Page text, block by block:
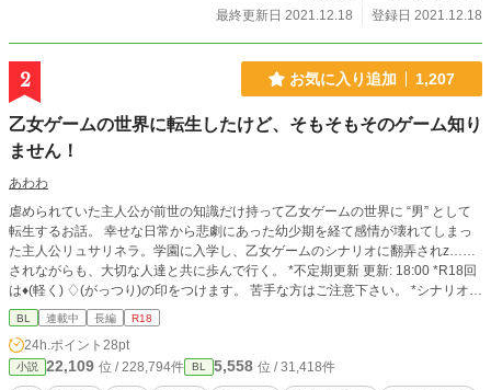
最終更新日 2021.12.18
登録日 2021.12.18
2 お気に入り追加 1,207
乙女ゲームの世界に転生したけど、そもそもそのゲーム知り
ません！
あわわ
虐められていた主人公が前世の知識だけ持って乙女ゲームの世界に “男” として
転生するお話。 幸せな日常から悲劇にあった幼少期を経て感情が壊れてしまっ
た主人公リュサリネラ。学園に入学し、乙女ゲームのシナリオに翻弄されz……
されながらも、大切な人達と共に歩んで行く。 *不定期更新 更新: 18:00 *R18回
は♦︎(軽く) ♢(がっつり)の印をつけます。 苦手な方はご注意下さい。 *シナリオ重
視です。 *処女作です。 *誤字・脱字のご指摘ありがとうございます。 *カップリ
ングなど、リクエストがありましたら、感想又は近況ボードのリクエスト箱まで
どうぞ。
BL 連載中 長編 R18
24h.ポイント 28pt
小説 22,109 位 / 228,794件 BL 5,558 位 / 31,418件